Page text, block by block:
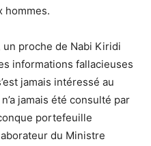
hommes.
proche de Nabi Kiridi
informations fallacieuses
jamais intéressé au
jamais été consulté par
portefeuille
du Ministre